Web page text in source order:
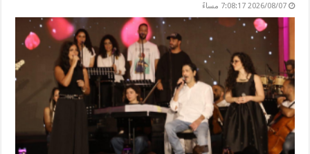
2026/08/07 7:08:17 مساءً